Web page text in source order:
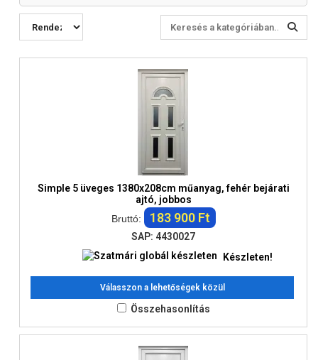
Simple 5 üveges 1380x208cm műanyag, fehér bejárati
ajtó, jobbos
Bruttó:
183 900 Ft
SAP: 4430027
Készleten!
Válasszon a lehetőségek közül
Összehasonlítás